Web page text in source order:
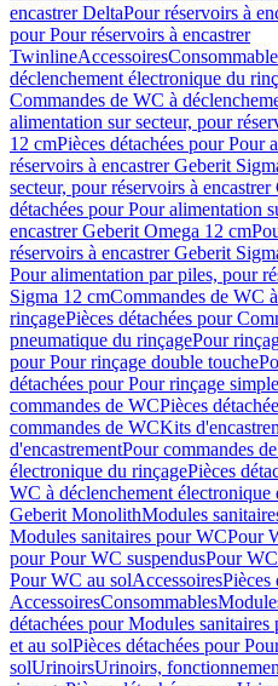
encastrer DeltaPour réservoirs à
pour Pour réservoirs à encastrer
TwinlineAccessoires
déclenchement électronique du
Commandes de WC à
alimentation sur secteur, pour
12 cmPièces détachées pour Pour
réservoirs à encastrer Geberit
secteur, pour réservoirs à
détachées pour Pour alimentation
encastrer Geberit Omega 12 cm
réservoirs à encastrer Geberit
Pour alimentation par piles, pour
Sigma 12 cmCommandes de WC
rinçagePièces détachées pour
pneumatique du rinçagePour
pour Pour rinçage double touche
détachées pour Pour rinçage
commandes de WCPièces
commandes de WCKits
d'encastrementPour commandes
électronique du rinçagePièces
WC à déclenchement électronique
Geberit MonolithModules
Modules sanitaires pour WCPour
pour Pour WC suspendusPour
Pour WC au solAccessoiresPièces
AccessoiresConsommables
détachées pour Modules sanitaires
et au solPièces détachées pour
solUrinoirsUrinoirs,